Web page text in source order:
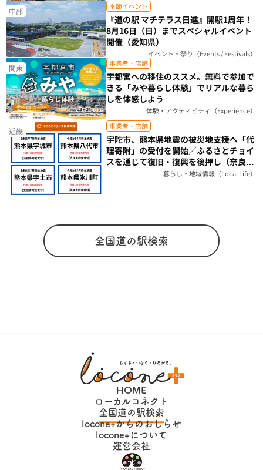
中部 季節イベント
『道の駅 マチテラス日進』開駅1周年！
8月16日（日）までスペシャルイベント
開催（愛知県）
イベント・祭り（Events / Festivals）
関東 事業者・店舗
宇都宮への移住のススメ。無料で参加で
きる「みや暮らし体験」でリアルな暮ら
しを体感しよう
体験・アクティビティ（Experience）
近畿 事業者・店舗
宇陀市、熊本県地震の被災地支援へ「代
理寄附」の受付を開始／ふるさとチョイ
スを通じて復旧・復興を後押し（奈良
暮らし・地域情報（Local Life）
全国道の駅検索
HOME
ローカルコネクト
全国道の駅検索
locone+からのおしらせ
locone+について
運営会社